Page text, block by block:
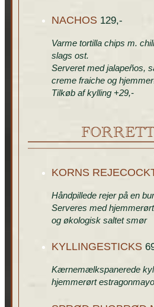
NACHOS 129,-
Varme tortilla chips m.
slags ost.
Serveret med jalapeños,
creme fraiche og
Tilkøb af kylling +29,-
KORNS
Håndpillede rejer på en
Serveres med
og økologisk saltet smør
KYLLINGESTICKS
Kærnemælkspanerede
hjemmerørt